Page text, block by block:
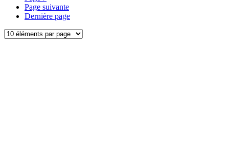
Page suivante
Dernière page